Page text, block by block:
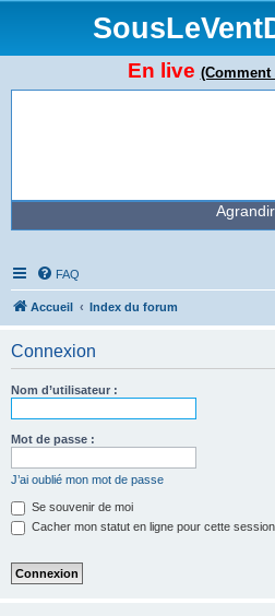
En live (Comment
Agrandir
FAQ
Accueil Index du forum
Connexion
Nom d’utilisateur :
Mot de passe :
J’ai oublié mon mot de passe
Se souvenir de moi
Cacher mon statut en ligne pour cette session